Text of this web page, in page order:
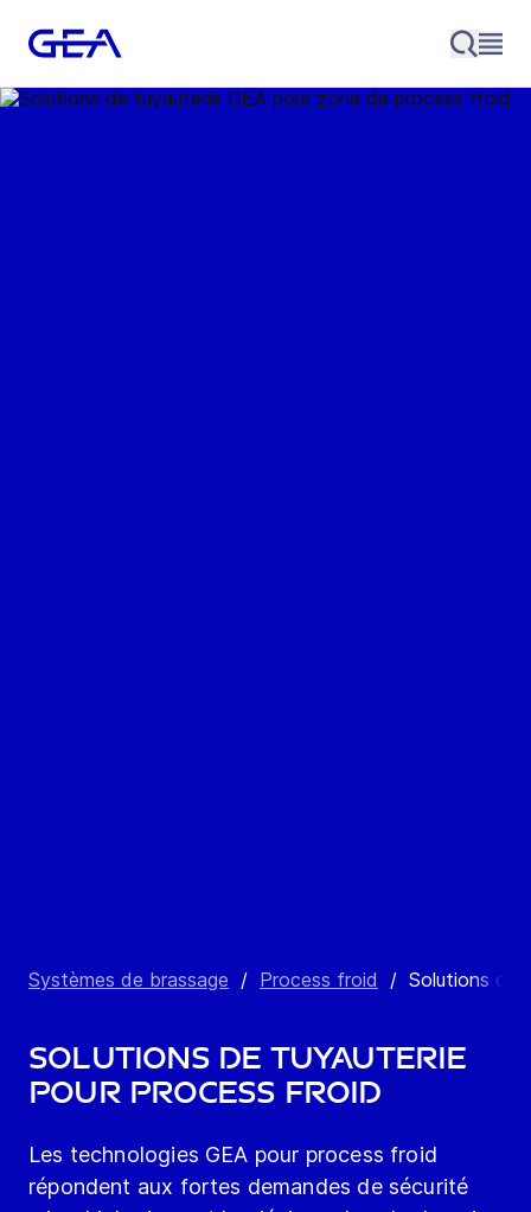
Systèmes de brassage / Process froid / Solutions de
Solutions de tuyauterie
pour process froid
Les technologies GEA pour process froid
répondent aux fortes demandes de sécurité